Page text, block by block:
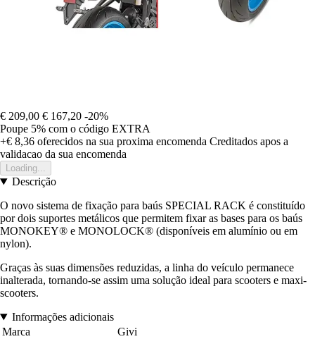
€ 209,00 € 167,20 -20%
Poupe 5% com o código EXTRA
+€ 8,36 oferecidos na sua proxima encomenda Creditados apos a
validacao da sua encomenda
Loading...
Descrição
O novo sistema de fixação para baús SPECIAL RACK é constituído
por dois suportes metálicos que permitem fixar as bases para os baús
MONOKEY® e MONOLOCK® (disponíveis em alumínio ou em
nylon).
Graças às suas dimensões reduzidas, a linha do veículo permanece
inalterada, tornando-se assim uma solução ideal para scooters e maxi-
scooters.
Informações adicionais
Marca
Givi